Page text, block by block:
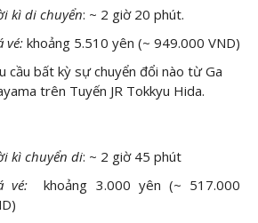
kì di chuyển: ~ 2 giờ 20 phút.
vé: khoảng 5.510 yên (~ 949.000 VND)
cầu bất kỳ sự chuyển đổi nào từ Ga
trên Tuyến JR Tokkyu Hida.
kì chuyển di: ~ 2 giờ 45 phút
vé:
khoảng 3.000 yên (~ 517.000